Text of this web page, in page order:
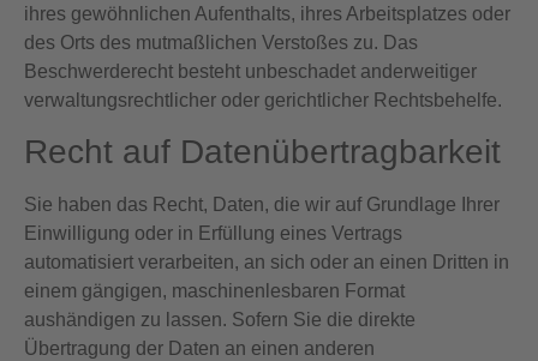
ihres gewöhnlichen Aufenthalts, ihres Arbeitsplatzes oder
des Orts des mutmaßlichen Verstoßes zu. Das
Beschwerderecht besteht unbeschadet anderweitiger
verwaltungsrechtlicher oder gerichtlicher Rechtsbehelfe.
Recht auf Daten­übertrag­barkeit
Sie haben das Recht, Daten, die wir auf Grundlage Ihrer
Einwilligung oder in Erfüllung eines Vertrags
automatisiert verarbeiten, an sich oder an einen Dritten in
einem gängigen, maschinenlesbaren Format
aushändigen zu lassen. Sofern Sie die direkte
Übertragung der Daten an einen anderen